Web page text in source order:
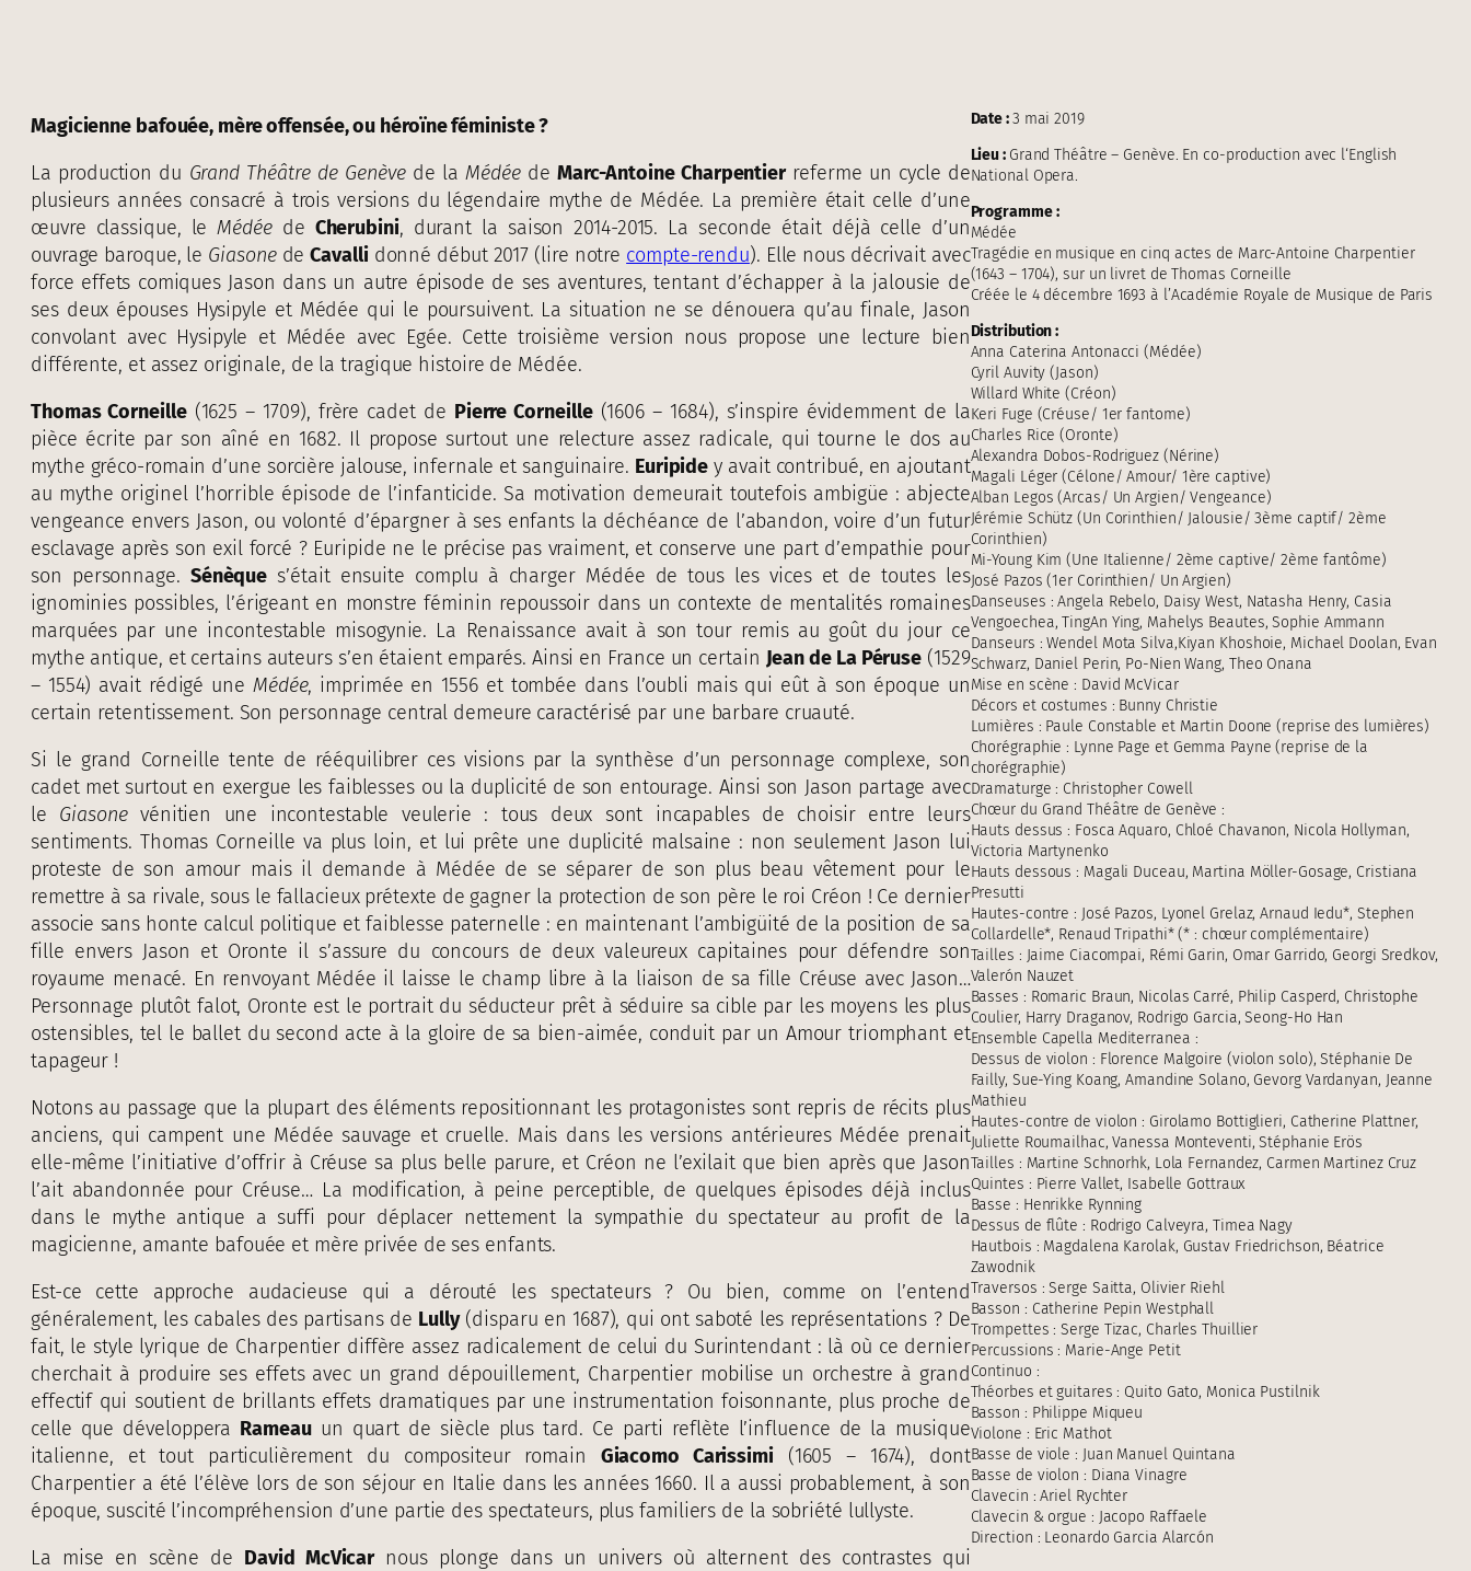
Magicienne bafouée, mère offensée, ou héroïne féministe ?
La production du Grand Théâtre de Genèvede la Médéede Marc-Antoine Charpentierreferme un cycle de
plusieurs années consacré à trois versions du légendaire mythe de Médée. La première était celle d’une
œuvre classique, leMédéede Cherubini, durant la saison 2014-2015. La seconde était déjà celle d’un
ouvrage baroque, le GiasonedeCavallidonné début 2017 (lire notre compte-rendu). Elle nous décrivait avec
force effets comiques Jason dans un autre épisode de ses aventures, tentant d’échapper à la jalousie de
ses deux épouses Hysipyle et Médée qui le poursuivent. La situation ne se dénouera qu’au finale, Jason
convolant avec Hysipyle et Médée avec Egée. Cette troisième version nous propose une lecture bien
différente, et assez originale, de la tragique histoire de Médée.
Thomas Corneille(1625 – 1709), frère cadet de Pierre Corneille(1606 – 1684), s’inspire évidemment de la
pièce écrite par son aîné en 1682. Il propose surtout une relecture assez radicale, qui tourne le dos au
mythe gréco-romain d’une sorcière jalouse, infernale et sanguinaire. Euripide y avait contribué, en ajoutant
au mythe originel l’horrible épisode de l’infanticide. Sa motivation demeurait toutefois ambigüe : abjecte
vengeance envers Jason, ou volonté d’épargner à ses enfants la déchéance de l’abandon, voire d’un futur
esclavage après son exil forcé ? Euripide ne le précise pas vraiment, et conserve une part d’empathie pour
son personnage. Sénèque s’était ensuite complu à charger Médée de tous les vices et de toutes les
ignominies possibles, l’érigeant en monstre féminin repoussoir dans un contexte de mentalités romaines
marquées par une incontestable misogynie. La Renaissance avait à son tour remis au goût du jour ce
mythe antique, et certains auteurs s’en étaient emparés. Ainsi en France un certain Jean de La Péruse (1529
– 1554) avait rédigé une Médée, imprimée en 1556 et tombée dans l’oubli mais qui eût à son époque un
certain retentissement. Son personnage central demeure caractérisé par une barbare cruauté.
Si le grand Corneille tente de rééquilibrer ces visions par la synthèse d’un personnage complexe, son
cadet met surtout en exergue les faiblesses ou la duplicité de son entourage. Ainsi son Jason partage avec
le Giasonevénitien une incontestable veulerie : tous deux sont incapables de choisir entre leurs
sentiments. Thomas Corneille va plus loin, et lui prête une duplicité malsaine : non seulement Jason lui
proteste de son amour mais il demande à Médée de se séparer de son plus beau vêtement pour le
remettre à sa rivale, sous le fallacieux prétexte de gagner la protection de son père le roi Créon ! Ce dernier
associe sans honte calcul politique et faiblesse paternelle : en maintenant l’ambigüité de la position de sa
fille envers Jason et Oronte il s’assure du concours de deux valeureux capitaines pour défendre son
royaume menacé. En renvoyant Médée il laisse le champ libre à la liaison de sa fille Créuse avec Jason…
Personnage plutôt falot, Oronte est le portrait du séducteur prêt à séduire sa cible par les moyens les plus
ostensibles, tel le ballet du second acte à la gloire de sa bien-aimée, conduit par un Amour triomphant et
tapageur !
Notons au passage que la plupart des éléments repositionnant les protagonistes sont repris de récits plus
anciens, qui campent une Médée sauvage et cruelle. Mais dans les versions antérieures Médée prenait
elle-même l’initiative d’offrir à Créuse sa plus belle parure, et Créon ne l’exilait que bien après que Jason
l’ait abandonnée pour Créuse… La modification, à peine perceptible, de quelques épisodes déjà inclus
dans le mythe antique a suffi pour déplacer nettement la sympathie du spectateur au profit de la
magicienne, amante bafouée et mère privée de ses enfants.
Est-ce cette approche audacieuse qui a dérouté les spectateurs ? Ou bien, comme on l’entend
généralement, les cabales des partisans de Lully(disparu en 1687), qui ont saboté les représentations ? De
fait, le style lyrique de Charpentier diffère assez radicalement de celui du Surintendant : là où ce dernier
cherchait à produire ses effets avec un grand dépouillement, Charpentier mobilise un orchestre à grand
effectif qui soutient de brillants effets dramatiques par une instrumentation foisonnante, plus proche de
celle que développera Rameauun quart de siècle plus tard. Ce parti reflète l’influence de la musique
italienne, et tout particulièrement du compositeur romain Giacomo Carissimi(1605 – 1674), dont
Charpentier a été l’élève lors de son séjour en Italie dans les années 1660. Il a aussi probablement, à son
époque, suscité l’incompréhension d’une partie des spectateurs, plus familiers de la sobriété lullyste.
La mise en scène de David McVicarnous plonge dans un univers où alternent des contrastes qui
Date :3 mai 2019
Lieu : Grand Théâtre – Genève. En co-production avec l‘English
National Opera.
Programme :
Médée
Tragédie en musique en cinq actes de Marc-Antoine Charpentier
(1643 – 1704), sur un livret de Thomas Corneille
Créée le 4 décembre 1693 à l’Académie Royale de Musique de Paris
Distribution :
Anna Caterina Antonacci (Médée)
Cyril Auvity (Jason)
Willard White (Créon)
Keri Fuge (Créuse/ 1er fantome)
Charles Rice (Oronte)
Alexandra Dobos-Rodriguez (Nérine)
Magali Léger (Célone/ Amour/ 1ère captive)
Alban Legos (Arcas/ Un Argien/ Vengeance)
Jérémie Schütz (Un Corinthien/ Jalousie/ 3ème captif/ 2ème
Corinthien)
Mi-Young Kim (Une Italienne/ 2ème captive/ 2ème fantôme)
José Pazos (1er Corinthien/ Un Argien)
Danseuses : Angela Rebelo, Daisy West, Natasha Henry, Casia
Vengoechea, TingAn Ying, Mahelys Beautes, Sophie Ammann
Danseurs : Wendel Mota Silva,Kiyan Khoshoie, Michael Doolan, Evan
Schwarz, Daniel Perin, Po-Nien Wang, Theo Onana
Mise en scène : David McVicar
Décors et costumes : Bunny Christie
Lumières : Paule Constable et Martin Doone (reprise des lumières)
Chorégraphie : Lynne Page et Gemma Payne (reprise de la
chorégraphie)
Dramaturge : Christopher Cowell
Chœur du Grand Théâtre de Genève :
Hauts dessus : Fosca Aquaro, Chloé Chavanon, Nicola Hollyman,
Victoria Martynenko
Hauts dessous : Magali Duceau, Martina Möller-Gosage, Cristiana
Presutti
Hautes-contre : José Pazos, Lyonel Grelaz, Arnaud Iedu*, Stephen
Collardelle*, Renaud Tripathi* (* : chœur complémentaire)
Tailles : Jaime Ciacompai, Rémi Garin, Omar Garrido, Georgi Sredkov,
Valerón Nauzet
Basses : Romaric Braun, Nicolas Carré, Philip Casperd, Christophe
Coulier, Harry Draganov, Rodrigo Garcia, Seong-Ho Han
Ensemble Capella Mediterranea :
Dessus de violon : Florence Malgoire (violon solo), Stéphanie De
Failly, Sue-Ying Koang, Amandine Solano, Gevorg Vardanyan, Jeanne
Mathieu
Hautes-contre de violon : Girolamo Bottiglieri, Catherine Plattner,
Juliette Roumailhac, Vanessa Monteventi, Stéphanie Erös
Tailles : Martine Schnorhk, Lola Fernandez, Carmen Martinez Cruz
Quintes : Pierre Vallet, Isabelle Gottraux
Basse : Henrikke Rynning
Dessus de flûte : Rodrigo Calveyra, Timea Nagy
Hautbois : Magdalena Karolak, Gustav Friedrichson, Béatrice
Zawodnik
Traversos : Serge Saitta, Olivier Riehl
Basson : Catherine Pepin Westphall
Trompettes : Serge Tizac, Charles Thuillier
Percussions : Marie-Ange Petit
Continuo :
Théorbes et guitares : Quito Gato, Monica Pustilnik
Basson : Philippe Miqueu
Violone : Eric Mathot
Basse de viole : Juan Manuel Quintana
Basse de violon : Diana Vinagre
Clavecin : Ariel Rychter
Clavecin & orgue : Jacopo Raffaele
Direction : Leonardo Garcia Alarcón